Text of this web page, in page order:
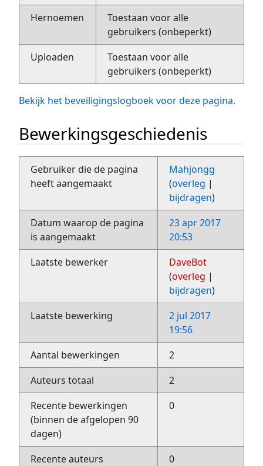
Hernoemen
Toestaan voor alle
gebruikers (onbeperkt)
Uploaden
Toestaan voor alle
gebruikers (onbeperkt)
Bekijk het beveiligingslogboek voor deze pagina.
Bewerkingsgeschiedenis
Gebruiker die de pagina
heeft aangemaakt
Mahjongg
(overleg |
bijdragen)
Datum waarop de pagina
is aangemaakt
23 apr 2017
20:53
Laatste bewerker
DaveBot
(overleg |
bijdragen)
Laatste bewerking
2 jul 2017
19:56
Aantal bewerkingen
2
Auteurs totaal
2
Recente bewerkingen
(binnen de afgelopen 90
dagen)
0
Recente auteurs 0